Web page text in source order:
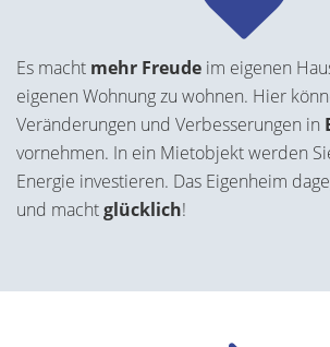
Es macht mehr Freude im eigenen
eigenen Wohnung zu wohnen. Hier
Veränderungen und Verbesserungen in
vornehmen. In ein Mietobjekt werden
Energie investieren. Das Eigenheim
und machtglücklich!